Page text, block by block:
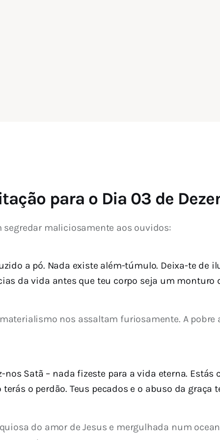
para o Dia 03 de
maliciosamente aos ouvidos:
a pó. Nada existe além-túmulo. Deixa-te de
da vida antes que teu corpo seja um monturo
nos assaltam furiosamente. A
nos Satã – nada fizeste para a vida eterna.
o perdão. Teus pecados e o abuso da graça
do amor de Jesus e mergulhada num